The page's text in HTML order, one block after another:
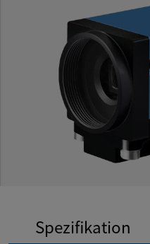
Spezifikation